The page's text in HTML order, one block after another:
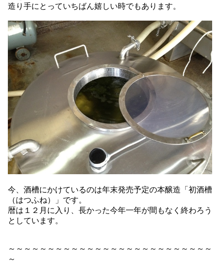
造り手にとっていちばん嬉しい時でもあります。
今、酒槽にかけているのは年末発売予定の本醸造「初酒槽
（はつふね）」です。
暦は１２月に入り、長かった今年一年が間もなく終わろう
としています。
～～～～～～～～～～～～～～～～～～～～～～～～～～
～